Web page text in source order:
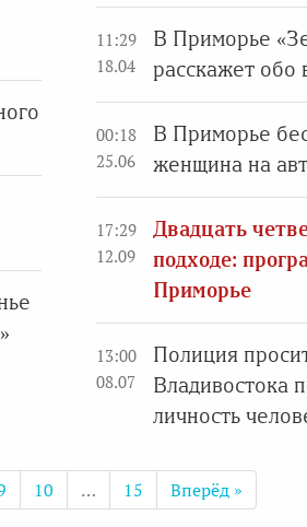
11:29
18.04
В Приморье
расскажет обо
00:18
25.06
В Приморье
женщина на
17:29
12.09
Двадцать
подходе:
Приморье
13:00
08.07
Полиция
Владивостока
личность
10 … 15 Вперёд »